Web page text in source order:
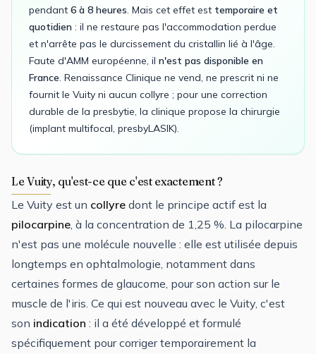
pendant 6 à 8 heures. Mais cet effet est temporaire et
quotidien : il ne restaure pas l'accommodation perdue
et n'arrête pas le durcissement du cristallin lié à l'âge.
Faute d'AMM européenne, il n'est pas disponible en
France. Renaissance Clinique ne vend, ne prescrit ni ne
fournit le Vuity ni aucun collyre ; pour une correction
durable de la presbytie, la clinique propose la chirurgie
(implant multifocal, presbyLASIK).
Le Vuity, qu'est-ce que c'est exactement ?
Le Vuity est un collyre dont le principe actif est la
pilocarpine , à la concentration de 1,25 %. La pilocarpine
n'est pas une molécule nouvelle : elle est utilisée depuis
longtemps en ophtalmologie, notamment dans
certaines formes de glaucome, pour son action sur le
muscle de l'iris. Ce qui est nouveau avec le Vuity, c'est
son indication : il a été développé et formulé
spécifiquement pour corriger temporairement la